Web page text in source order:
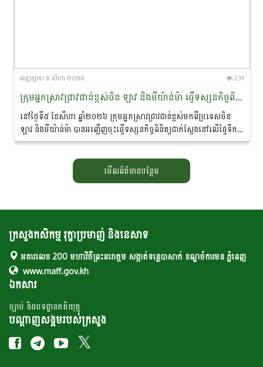
ចេញ​ផ្សាយ​ ៦ សីហា ២០២៦ 239
ក្រុមអ្នកស្រាវជ្រាវជាន់ខ្ពស់ចិន ឡាវ និងមីយ៉ាន់ម៉ា ធ្វើទស្សន​កិច្ច​ពិនិត្យជាក់ស្តែងនៅដែនជម្រកសត្វផ្សោតទន្លេមេគង្គ ក្នុងខេត្តក្រចេះ
នៅថ្ងៃទី៥ ខែសីហា ឆ្នាំ២០២៦ ក្រុមអ្នកស្រាវជ្រាវជាន់ខ្ពស់ម​ក​ពី​ប្រទេសចិន
ឡាវ និងមីយ៉ាន់ម៉ា បានអញ្ជើញចុះធ្វើទស្សនកិច្ច​ពិនិត្យ​ជាក់ស្តែងនៅលើផ្ទៃទឹក
នៃទន្លេមេគង្គ...
មើលព័ត៌មានបន្ថែម
ក្រសួងកសិកម្ម រុក្ខាប្រមាញ់ និងនេសាទ
អគារលេខ 200 មហាវិថីព្រះនរោត្តម សង្កាត់ទន្លេបាសាក់ ខណ្ឌចំការមន ភ្នំពេញ
www.maff.gov.kh
ឯកសារ
ច្បាប់ និងបទដ្ឋានគតិយុត្ត
បណ្តាញសង្គមរបស់ក្រសួង